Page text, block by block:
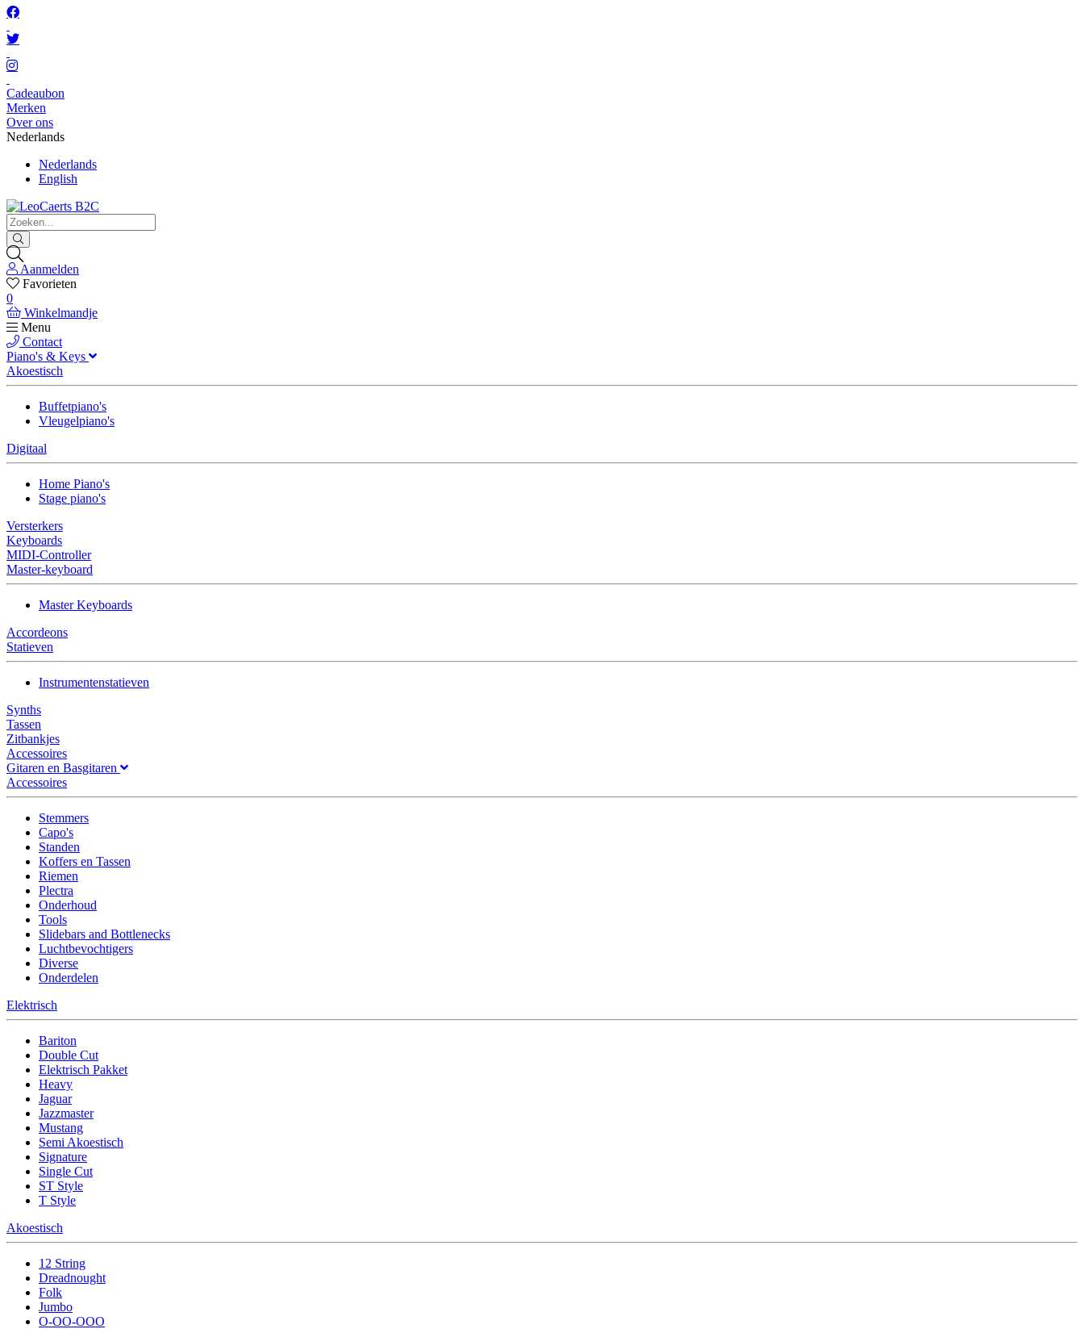
Cadeaubon
Merken
Over ons
Nederlands
Nederlands
English
Aanmelden
Favorieten
0
Winkelmandje
Menu
Contact
Piano's & Keys
Akoestisch
Buffetpiano's
Vleugelpiano's
Digitaal
Home Piano's
Stage piano's
Versterkers
Keyboards
MIDI-Controller
Master-keyboard
Master Keyboards
Accordeons
Statieven
Instrumentenstatieven
Synths
Tassen
Zitbankjes
Accessoires
Gitaren en Basgitaren
Accessoires
Stemmers
Capo's
Standen
Koffers en Tassen
Riemen
Plectra
Onderhoud
Tools
Slidebars and Bottlenecks
Luchtbevochtigers
Diverse
Onderdelen
Elektrisch
Bariton
Double Cut
Elektrisch Pakket
Heavy
Jaguar
Jazzmaster
Mustang
Semi Akoestisch
Signature
Single Cut
ST Style
T Style
Akoestisch
12 String
Dreadnought
Folk
Jumbo
O-OO-OOO